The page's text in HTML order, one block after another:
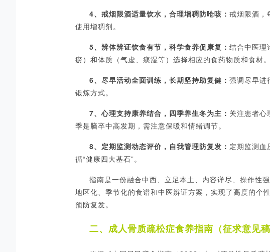
4、 戒烟限酒适量饮水，合理增稠防呛咳： 戒烟限酒，
使用增稠剂。
5、 辨体辨证饮食有节，科学食养促康复： 结合中医理
瘀）和体质（气虚、痰湿等）选择相应的食药物质和食材。
6、 尽早活动全面训练，长期坚持助复健： 强调尽早进
锻炼方式。
7、 心理支持康养结合，四季养生冬为主： 关注患者心
季是脑卒中高发期，需注意保暖和情绪调节。
8、 定期监测动态评价，自我管理防复发： 定期监测血
循“健康四大基石”。
指南是一份融合中西、立足本土、内容详尽、操作性
地区化、季节化的食谱和中医辨证方案，实现了高度的个
预防复发。
二、成人骨质疏松症食养指南（征求意见稿